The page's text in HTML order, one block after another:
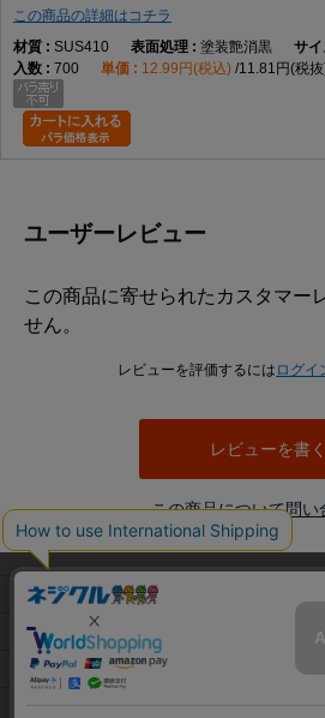
この商品について問い
この商品の詳細はコチラ
SUS410
塗装艶消黒
700
12.99円(税込) 11.81円(税
ユーザーレビュー
この商品に寄せられたカスタマー
せん。
レビューを評価するには ログイ
レビューを書く
利用規約
プライバシーポリシー
特定商取引法に基づく表示
当サイトでは利用体験の向上およびコ
ラフィックの分析を目的としてCookie
サイトの閲覧を継続された場合、
のといたします。
詳細については